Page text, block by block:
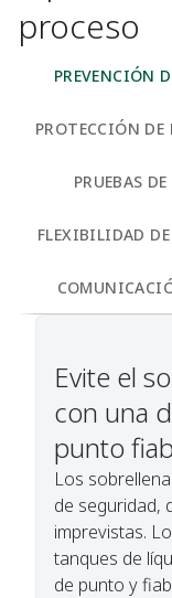
proceso
PREVENCIÓN
PROTECCIÓN DE
PRUEBAS
FLEXIBILIDAD
Evite el
con una
punto
Los
de seguridad,
imprevistas.
tanques de
de punto y